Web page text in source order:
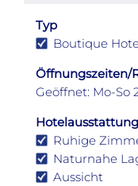
Typ
Boutique
Öffnungszeiten/
Geöffnet: Mo-So
Hotelausstattung
Ruhige
Naturnahe
Aussicht